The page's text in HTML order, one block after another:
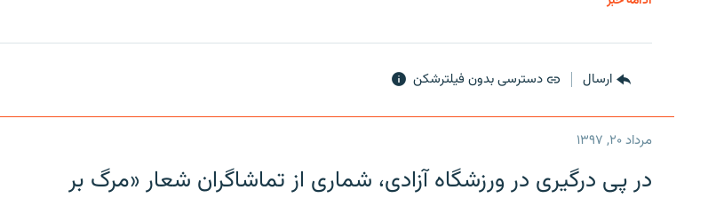
ارسال دسترسی بدون فیلترشکن
مرداد ۲۰, ۱۳۹۷
در پی درگیری در ورزشگاه آزادی، شماری از تماشاگران شعار «مرگ بر